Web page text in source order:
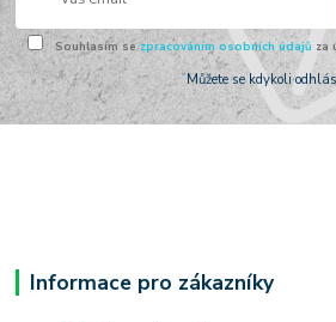
Souhlasím se zpracováním osobních údajů za
Můžete se kdykoli
Informace pro zákazníky